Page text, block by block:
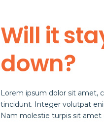
Will it
down?
Lorem ipsum dolor sit amet,
tincidunt. Integer volutpat
Nam molestie turpis sit amet